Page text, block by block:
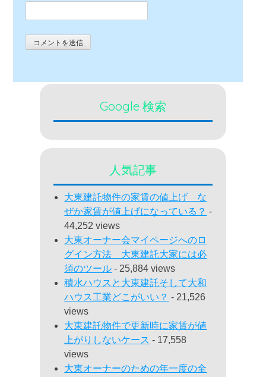
Google 検索
人気記事
大東建託物件の家賃の値上げ な
ぜか家賃が値上げになっている？ -
44,252 views
大東オーナー会マイページへのロ
グイン方法 大東建託大家には必
須のツール - 25,884 views
積水ハウスと大東建託そして大和
ハウス工業どこがいい？ - 21,526
views
大東建託物件で更新時に家賃が値
上がりしないケース - 17,558
views
大東オーナーのための年一度の全